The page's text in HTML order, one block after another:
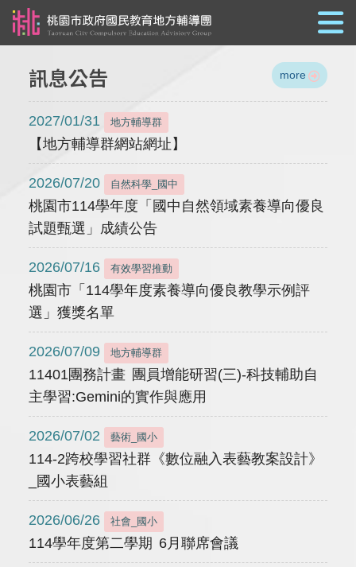
訊息公告 more
2027/01/31 地方輔導群
【地方輔導群網站網址】
2026/07/20 自然科學_國中
桃園市114學年度「國中自然領域素養導向優良
試題甄選」成績公告
2026/07/16 有效學習推動
桃園市「114學年度素養導向優良教學示例評
選」獲獎名單
2026/07/09 地方輔導群
11401團務計畫 團員增能研習(三)-科技輔助自
主學習:Gemini的實作與應用
2026/07/02 藝術_國小
114-2跨校學習社群《數位融入表藝教案設計》
_國小表藝組
2026/06/26 社會_國小
114學年度第二學期 6月聯席會議